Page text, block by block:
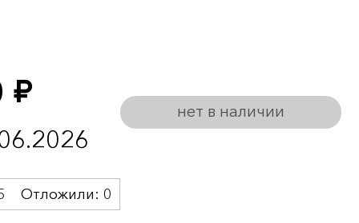
руб.
нет в наличии
Отложили: 0